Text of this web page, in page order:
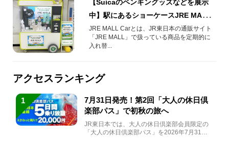
【Suicaのペンギングッズなどを展示
中】駅にあるショーケースJRE MALL
Carの展示が入れ替わりました！
JRE MALL Carとは、JR東日本の通販サイト
「JRE MALL」で扱っている商品を定期的に
入れ替...
アクセスランキング
1
7月31日発売！第2回「大人の休日倶
楽部パス」で初秋の旅へ
JR東日本では、大人の休日倶楽部会員限定の
「大人の休日倶楽部パス」を2026年7月31日